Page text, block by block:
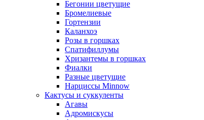
Бегонии цветущие
Бромелиевые
Гортензии
Каланхоэ
Розы в горшках
Спатифиллумы
Хризантемы в горшках
Фиалки
Разные цветущие
Нарциссы Minnow
Кактусы и суккуленты
Агавы
Адромискусы